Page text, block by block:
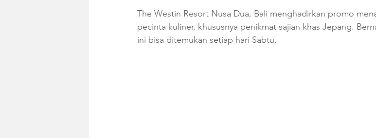
The Westin Resort Nusa Dua, Bali menghadirkan promo
pecinta kuliner, khususnya penikmat sajian khas Jepang.
ini bisa ditemukan setiap hari Sabtu.